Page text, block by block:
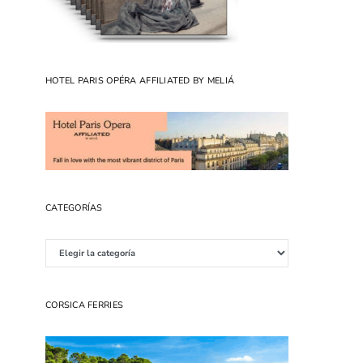
HOTEL PARIS OPÉRA AFFILIATED BY MELIÁ
CATEGORÍAS
CORSICA FERRIES